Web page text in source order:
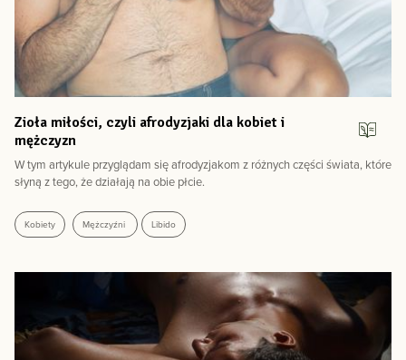
Zioła miłości, czyli afrodyzjaki dla kobiet i
mężczyzn
W tym artykule przyglądam się afrodyzjakom z różnych części świata, które
słyną z tego, że działają na obie płcie.
Kobiety Mężczyźni Libido